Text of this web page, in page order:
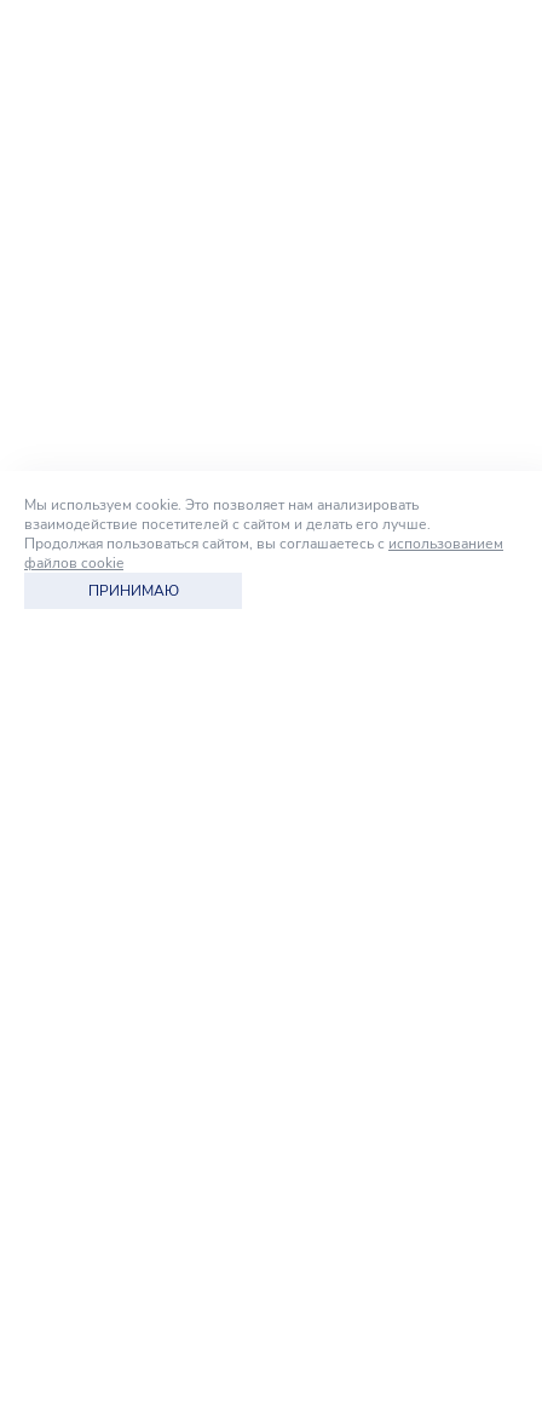
Мы используем cookie. Это позволяет нам анализировать
взаимодействие посетителей с сайтом и делать его лучше.
Продолжая пользоваться сайтом, вы соглашаетесь с использованием
файлов cookie
ПРИНИМАЮ